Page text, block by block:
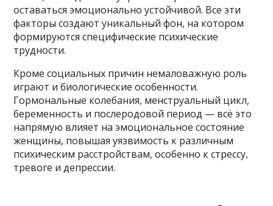
оставаться эмоционально устойчивой. Все эти
факторы создают уникальный фон, на котором
формируются специфические психические
трудности.
Кроме социальных причин немаловажную роль
играют и биологические особенности.
Гормональные колебания, менструальный цикл,
беременность и послеродовой период — всё это
напрямую влияет на эмоциональное состояние
женщины, повышая уязвимость к различным
психическим расстройствам, особенно к стрессу,
тревоге и депрессии.